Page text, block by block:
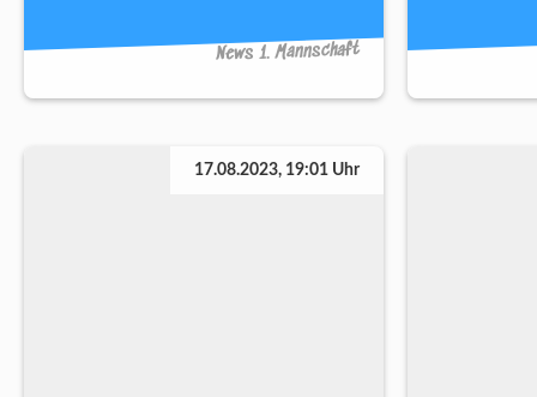
News 1. Mannschaft
17.08.2023, 19:01 Uhr